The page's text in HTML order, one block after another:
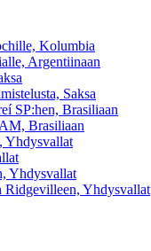
Kolumbia
Argentiinaan
Saksa
SP:hen, Brasiliaan
Brasiliaan
Yhdysvallat
Yhdysvallat
Ridgevilleen, Yhdysvallat